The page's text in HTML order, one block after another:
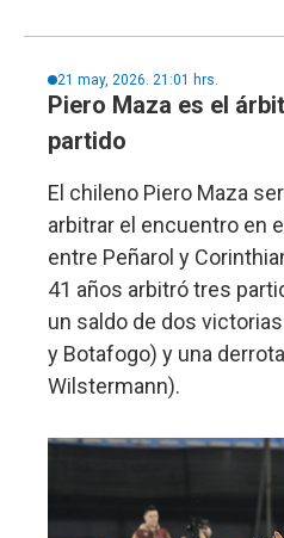
21 may, 2026. 21:01 hrs.
Piero Maza es el
partido
El chileno Piero Maza
arbitrar el encuentro en
entre Peñarol y
41 años arbitró tres
un saldo de dos
y Botafogo) y una
Wilstermann).